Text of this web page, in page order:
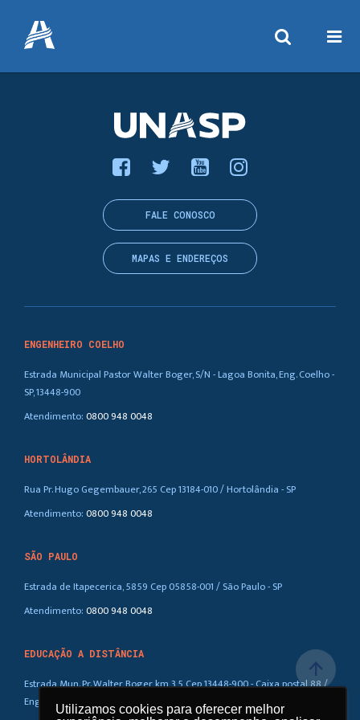
Utilizamos cookies para oferecer melhor
Utilizamos cookies para oferecer melhor
ENGENHEIRO COELHO
Estrada Municipal Pastor Walter Boger, S/N - Lagoa Bonita, Eng. Coelho -
SP, 13448-900
Atendimento:0800 948 0048
HORTOLÂNDIA
Rua Pr. Hugo Gegembauer, 265 Cep 13184-010 / Hortolândia - SP
Atendimento:0800 948 0048
SÃO PAULO
Estrada de Itapecerica, 5859 Cep 05858-001 / São Paulo - SP
Atendimento:0800 948 0048
EDUCAÇÃO A DISTÂNCIA
Estrada Mun. Pr. Walter Boger, km 3,5 Cep 13448-900 - Caixa postal 88 /
Eng. Coelho – SP
FALE CONOSCO
MAPAS E ENDEREÇOS
arrow_upward